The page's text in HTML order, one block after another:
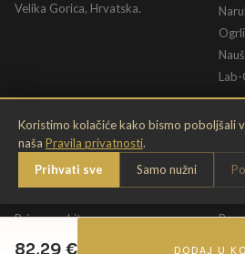
82,29 € DODAJ U
Koristimo kolačiće kako bismo poboljšali
naša Pravila privatnosti.
Prihvati sve
Samo nužni
Velika Gorica, Hrvatska.
INFORMACIJE
O nama
Kontakt
Briga o nakitu
Jamstvo